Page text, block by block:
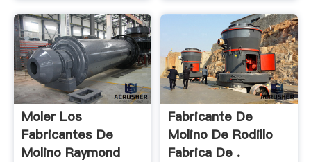
Moler Los
Fabricantes De
Molino Raymond
Fabricante De
Molino De Rodillo
Fabrica De .